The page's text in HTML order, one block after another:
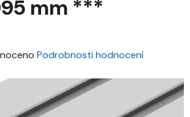
mm ***
Podrobnosti hodnocení